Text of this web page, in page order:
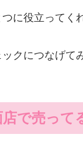
に役立ってく
クにつなげて
で売って